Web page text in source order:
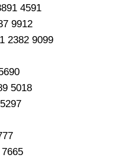
4591
9912
2382 9099
5018